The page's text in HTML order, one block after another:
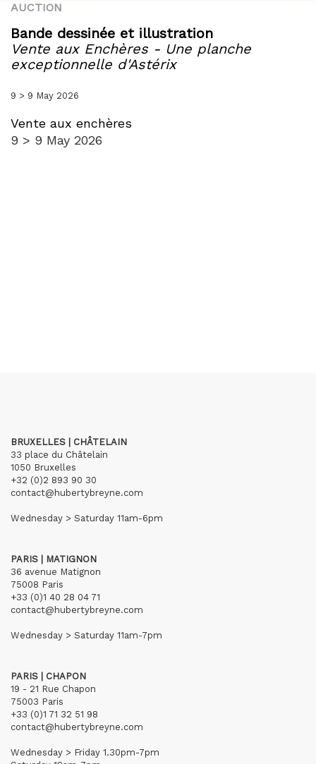
AUCTION
Bande dessinée et illustration
Vente aux Enchères - Une planche
exceptionnelle d'Astérix
9 > 9 May 2026
Vente aux enchères
9 > 9 May 2026
BRUXELLES | CHÂTELAIN
33 place du Châtelain
1050 Bruxelles
+32 (0)2 893 90 30
contact@hubertybreyne.com
Wednesday > Saturday 11am-6pm
PARIS | MATIGNON
36 avenue Matignon
75008 Paris
+33 (0)1 40 28 04 71
contact@hubertybreyne.com
Wednesday > Saturday 11am-7pm
PARIS | CHAPON
19 - 21 Rue Chapon
75003 Paris
+33 (0)1 71 32 51 98
contact@hubertybreyne.com
Wednesday > Friday 1.30pm-7pm